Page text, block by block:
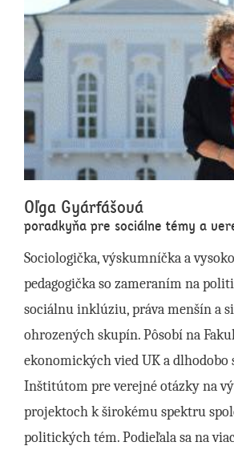
Oľga Gyárfášová
poradkyňa pre sociálne témy a
Sociologička, výskumníčka a
pedagogička so zameraním na
sociálnu inklúziu, práva menšín a
ohrozených skupín. Pôsobí na
ekonomických vied UK a dlhodobo
Inštitútom pre verejné otázky na
projektoch k širokému spektru
politických tém. Podieľala sa na